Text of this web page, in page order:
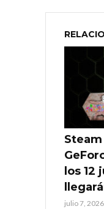
los 12
julio 7, 2026